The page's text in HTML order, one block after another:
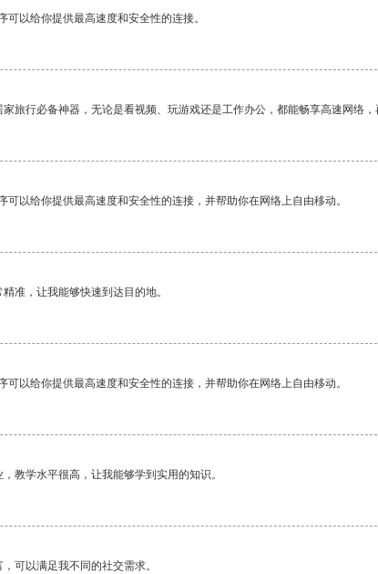
可以给你提供最高速度和安全性的连接。
旅行必备神器，无论是看视频、玩游戏还是工作办公，都能畅享高速网络，
可以给你提供最高速度和安全性的连接，并帮助你在网络上自由移动。
准，让我能够快速到达目的地。
可以给你提供最高速度和安全性的连接，并帮助你在网络上自由移动。
教学水平很高，让我能够学到实用的知识。
可以满足我不同的社交需求。